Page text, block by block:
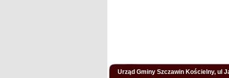
Urząd Gminy Szczawin Kościelny, ul